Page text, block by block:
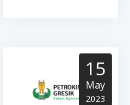
15
May
2023